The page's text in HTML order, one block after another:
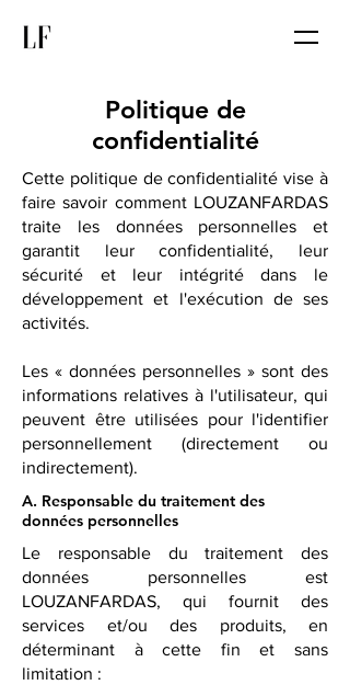
Politique de
confidentialité
Cette politique de confidentialité vise à
faire savoir comment LOUZANFARDAS
traite les données personnelles et
garantit leur confidentialité, leur
sécurité et leur intégrité dans le
développement et l'exécution de ses
activités.
Les « données personnelles » sont des
informations relatives à l'utilisateur, qui
peuvent être utilisées pour l'identifier
personnellement (directement ou
indirectement).
A. Responsable du traitement des
données personnelles
Le responsable du traitement des
données personnelles est
LOUZANFARDAS, qui fournit des
services et/ou des produits, en
déterminant à cette fin et sans
limitation :